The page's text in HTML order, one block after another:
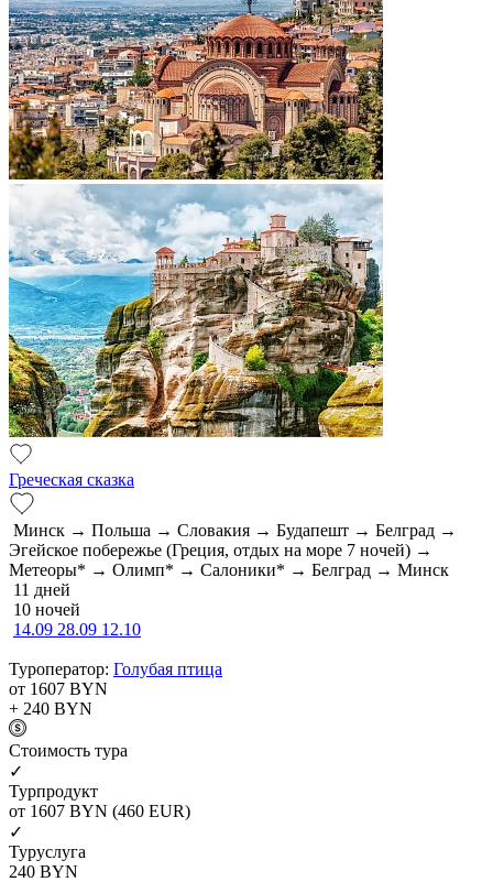
Греческая сказка
Минск → Польша → Словакия → Будапешт → Белград →
Эгейское побережье (Греция, отдых на море 7 ночей) →
Метеоры* → Олимп* → Салоники* → Белград → Минск
11 дней
10 ночей
14.09 28.09 12.10
Туроператор: Голубая птица
от 1607 BYN
+ 240 BYN
Cтоимость тура
✓
Турпродукт
от 1607 BYN (460 EUR)
✓
Туруслуга
240 BYN